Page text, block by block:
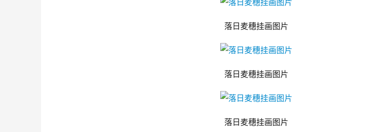
落日麦穗挂画图片
落日麦穗挂画图片
落日麦穗挂画图片